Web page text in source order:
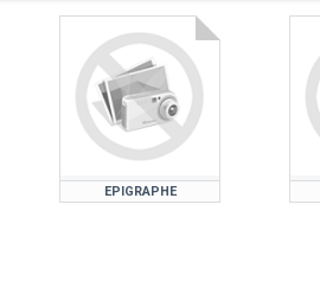
EPIGRAPHE